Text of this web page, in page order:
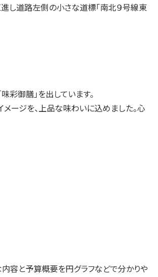
し道路左側の小さな道標「南北９号線東
彩御膳」を出しています。
ージを、上品な味わいに込めました。心
容と予算概要を円グラフなどで分かりや